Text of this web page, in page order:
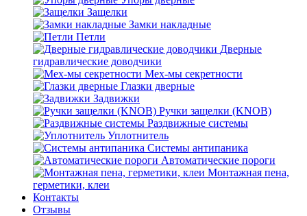
Защелки
Замки накладные
Петли
Дверные
гидравлические доводчики
Мех-мы секретности
Глазки дверные
Задвижки
Ручки защелки (KNOB)
Раздвижные системы
Уплотнитель
Системы антипаника
Автоматические пороги
Монтажная пена,
герметики, клеи
Контакты
Отзывы